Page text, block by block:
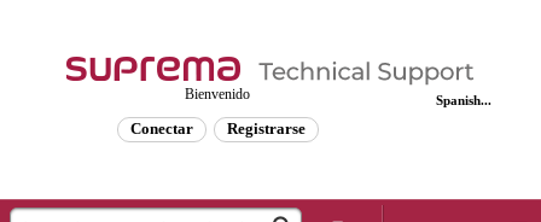
Spanish...
Bienvenido
Conectar Registrarse